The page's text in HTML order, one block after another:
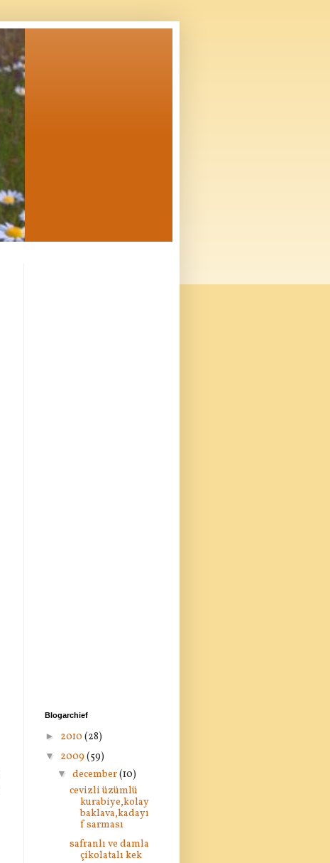
Blogarchief
► 2010 (28)
▼ 2009 (59)
▼ december(10)
cevizli üzümlü
kurabiye,kolay
baklava,kadayı
f sarması
safranlı ve damla
çikolatalı kek